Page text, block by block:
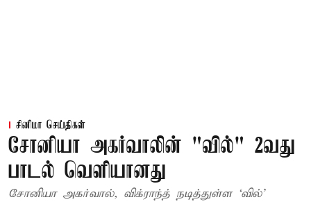
சினிமா செய்திகள்
சோனியா அகர்வாலின் "வில்" 2வது
பாடல் வெளியானது
சோனியா அகர்வால், விக்ராந்த் நடித்துள்ள ‘வில்’